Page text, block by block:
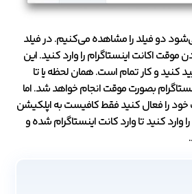
دو فیلد را مشاهده می‌کنیم. در فیلد
موقت اکانت اینستاگرام را وارد کنید. این
کنید و کار تمام است. همان لحظه یا تا
بصورت موقت انجام خواهد شد. اما
خود را فعال کنید فقط کافیست به اپلکیشن
وارد کنید تا وارد کانت اینستاگرام شده و